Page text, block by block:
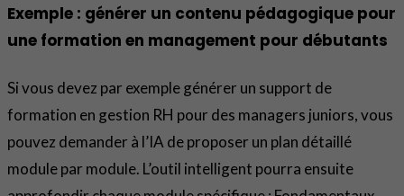
Exemple : générer un contenu pédagogique pour
une formation en management pour débutants
Si vous devez par exemple générer un support de
formation en gestion RH pour des managers juniors, vous
pouvez demander à l’IA de proposer un plan détaillé
module par module. L’outil intelligent pourra ensuite